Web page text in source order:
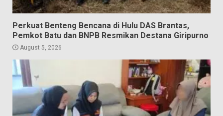
Perkuat Benteng Bencana di Hulu DAS Brantas,
Pemkot Batu dan BNPB Resmikan Destana Giripurno
August 5, 2026